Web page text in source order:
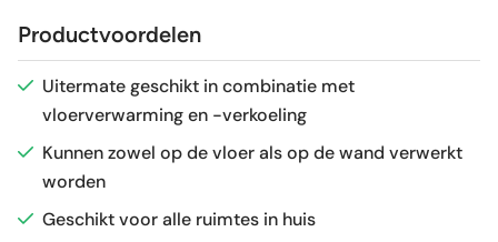
Glans / Mat Glans
Gerectificeerd
Vorstbestendig
Productvoordelen
Uitermate geschikt in combinatie met
vloerverwarming en -verkoeling
Kunnen zowel op de vloer als op de wand verwerkt
worden
Geschikt voor alle ruimtes in huis